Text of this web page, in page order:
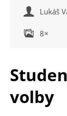
Lukáš
8×
volby